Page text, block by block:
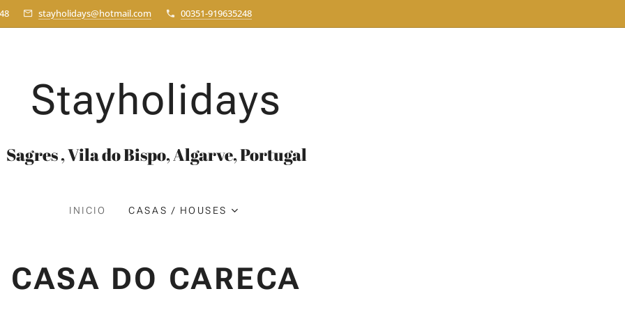
stayholidays@hotmail.com 00351-919635248
Stayholidays
Sagres , Vila do Bispo, Algarve, Portugal
INICIO CASAS / HOUSES
CASA DO CARECA